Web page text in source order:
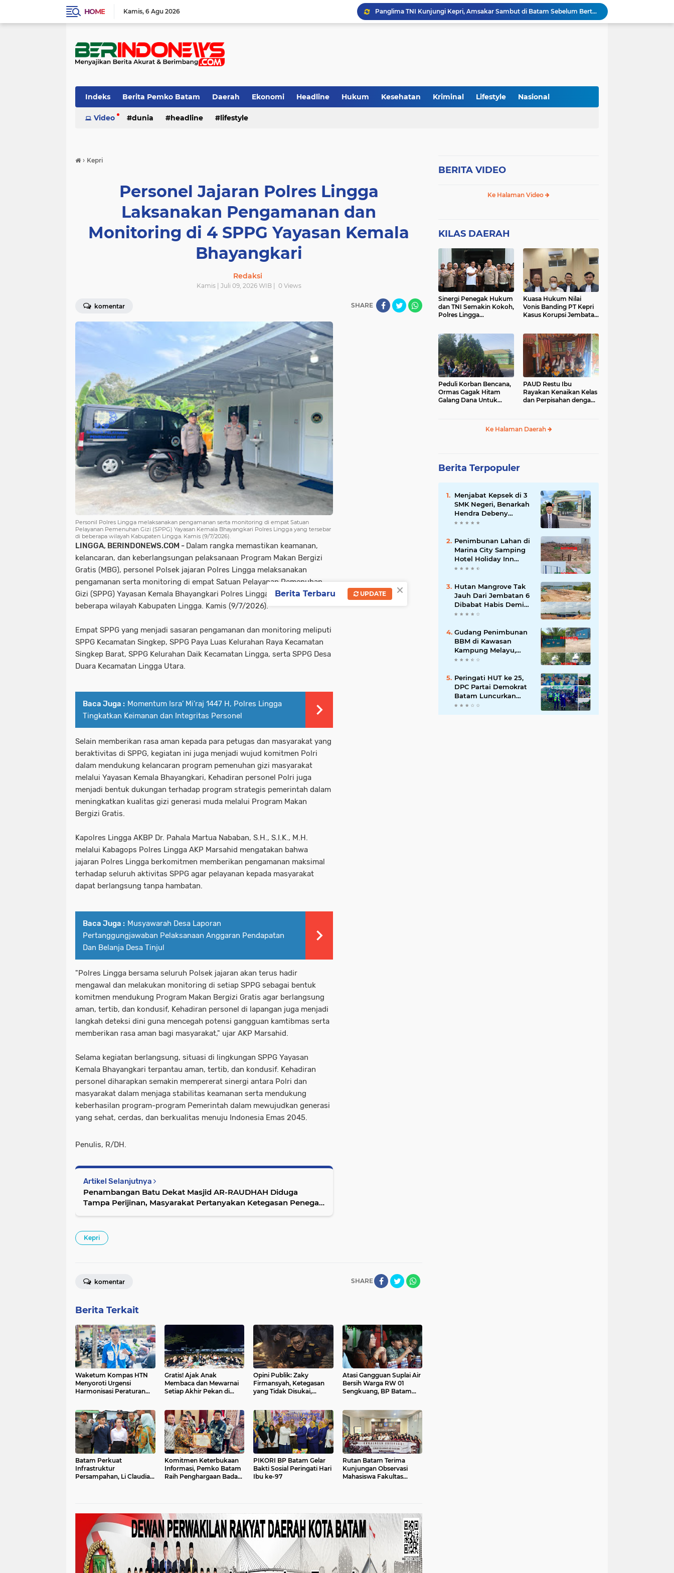
HOME Kamis 6 Agu 2026
Panglima TNI Kunjungi Kepri, Amsakar Sambut di Batam Sebelum Bertolak ke Lingga
Indeks Berita Pemko Batam Daerah Ekonomi Headline Hukum Kesehatan Kriminal Lifestyle Nasional
Olah Raga Opini Pendidikan Politik
Video dunia headline lifestyle
› Kepri
Personel Jajaran Polres Lingga
Laksanakan Pengamanan dan
Monitoring di 4 SPPG Yayasan Kemala
Bhayangkari
Redaksi
Kamis | Juli 09, 2026 WIB | 0Views
komentar SHARE
Personil Polres Lingga melaksanakan pengamanan serta monitoring di empat Satuan
Pelayanan Pemenuhan Gizi (SPPG) Yayasan Kemala Bhayangkari Polres Lingga yang tersebar
di beberapa wilayah Kabupaten Lingga. Kamis (9/7/2026).
LINGGA, BERINDONEWS.COM - Dalam rangka memastikan keamanan,
kelancaran, dan keberlangsungan pelaksanaan Program Makan Bergizi
Gratis (MBG), personel Polsek jajaran Polres Lingga melaksanakan
pengamanan serta monitoring di empat Satuan Pelayanan Pemenuhan
Gizi (SPPG) Yayasan Kemala Bhayangkari Polres Lingga yang tersebar di
beberapa wilayah Kabupaten Lingga. Kamis (9/7/2026).
Empat SPPG yang menjadi sasaran pengamanan dan monitoring meliputi
SPPG Kecamatan Singkep, SPPG Paya Luas Kelurahan Raya Kecamatan
Singkep Barat, SPPG Kelurahan Daik Kecamatan Lingga, serta SPPG Desa
Duara Kecamatan Lingga Utara.
Baca Juga : Momentum Isra’ Mi’raj 1447 H, Polres Lingga
Tingkatkan Keimanan dan Integritas Personel
Selain memberikan rasa aman kepada para petugas dan masyarakat yang
beraktivitas di SPPG, kegiatan ini juga menjadi wujud komitmen Polri
dalam mendukung kelancaran program pemenuhan gizi masyarakat
melalui Yayasan Kemala Bhayangkari, Kehadiran personel Polri juga
menjadi bentuk dukungan terhadap program strategis pemerintah dalam
meningkatkan kualitas gizi generasi muda melalui Program Makan
Bergizi Gratis.
Kapolres Lingga AKBP Dr. Pahala Martua Nababan, S.H., S.I.K., M.H.
melalui Kabagops Polres Lingga AKP Marsahid mengatakan bahwa
jajaran Polres Lingga berkomitmen memberikan pengamanan maksimal
terhadap seluruh aktivitas SPPG agar pelayanan kepada masyarakat
dapat berlangsung tanpa hambatan.
Baca Juga : Musyawarah Desa Laporan
Pertanggungjawaban Pelaksanaan Anggaran Pendapatan
Dan Belanja Desa Tinjul
"Polres Lingga bersama seluruh Polsek jajaran akan terus hadir
mengawal dan melakukan monitoring di setiap SPPG sebagai bentuk
komitmen mendukung Program Makan Bergizi Gratis agar berlangsung
aman, tertib, dan kondusif, Kehadiran personel di lapangan juga menjadi
langkah deteksi dini guna mencegah potensi gangguan kamtibmas serta
memberikan rasa aman bagi masyarakat," ujar AKP Marsahid.
Selama kegiatan berlangsung, situasi di lingkungan SPPG Yayasan
Kemala Bhayangkari terpantau aman, tertib, dan kondusif. Kehadiran
personel diharapkan semakin mempererat sinergi antara Polri dan
masyarakat dalam menjaga stabilitas keamanan serta mendukung
keberhasilan program-program Pemerintah dalam mewujudkan generasi
yang sehat, cerdas, dan berkualitas menuju Indonesia Emas 2045.
Penulis, R/DH.
Artikel Selanjutnya
Penambangan Batu Dekat Masjid AR-RAUDHAH Diduga
Tampa Perijinan, Masyarakat Pertanyakan Ketegasan Penegak
Kepri
SHARE
komentar
Berita Terkait
Waketum Kompas HTN
Menyoroti Urgensi
Harmonisasi Peraturan
Gratis! Ajak Anak
Membaca dan Mewarnai
Setiap Akhir Pekan di
Opini Publik: Zaky
Firmansyah, Ketegasan
yang Tidak Disukai,
Atasi Gangguan Suplai Air
Bersih Warga RW 01
Sengkuang, BP Batam
Batam Perkuat
Infrastruktur
Persampahan, Li Claudia
Komitmen Keterbukaan
Informasi, Pemko Batam
Raih Penghargaan Badan
PIKORI BP Batam Gelar
Bakti Sosial Peringati Hari
Ibu ke-97
Rutan Batam Terima
Kunjungan Observasi
Mahasiswa Fakultas
BERITA VIDEO
Ke Halaman Video
KILAS DAERAH
Sinergi Penegak Hukum
dan TNI Semakin Kokoh,
Polres Lingga
Kuasa Hukum Nilai
Vonis Banding PT Kepri
Kasus Korupsi Jembatan
Peduli Korban Bencana,
Ormas Gagak Hitam
Galang Dana Untuk
PAUD Restu Ibu
Rayakan Kenaikan Kelas
dan Perpisahan dengan
Ke Halaman Daerah
Berita Terpopuler
Menjabat Kepsek di 3
SMK Negeri, Benarkah
Hendra Debeny
Melanggar
Penimbunan Lahan di
Marina City Samping
Hotel Holiday Inn
Resort Diduga
Ilegal
Hutan Mangrove Tak
Jauh Dari Jembatan 6
Dibabat Habis Demi
Keuntungan Pribadi
Gudang Penimbunan
BBM di Kawasan
Kampung Melayu,
Batu Besar, Nongsa
Peringati HUT ke 25,
DPC Partai Demokrat
Batam Luncurkan
Gerakan Langit Biru
×
Berita Terbaru UPDATE